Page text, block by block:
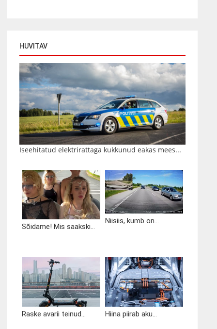
HUVITAV
Iseehitatud elektrirattaga kukkunud eakas mees...
Sõidame! Mis saakski...
Niisiis, kumb on...
Raske avarii teinud... Hiina piirab aku...